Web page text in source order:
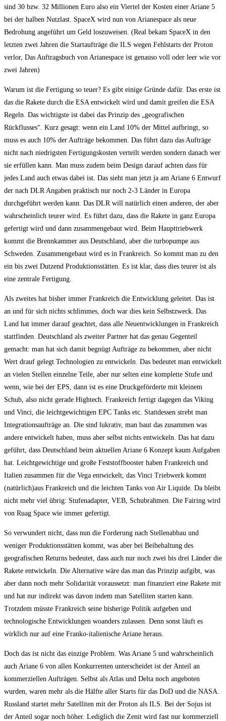
sind 30 bzw. 32 Millionen Euro also ein Viertel der Kosten einer Ariane 5
bei der halben Nutzlast. SpaceX wird nun von Arianespace als neue
Bedrohung angeführt um Geld loszuweisen. (Real bekam SpaceX in den
letzten zwei Jahren die Startaufträge die ILS wegen Fehlstarts der Proton
verlor, Das Auftragsbuch von Arianespace ist genauso voll oder leer wie vor
zwei Jahren)
Warum ist die Fertigung so teuer? Es gibt einige Gründe dafür. Das erste ist
das die Rakete durch die ESA entwickelt wird und damit greifen die ESA
Regeln. Das wichtigste ist dabei das Prinzip des „geografischen
Rückflusses“. Kurz gesagt: wenn ein Land 10% der Mittel aufbringt, so
muss es auch 10% der Aufträge bekommen. Das führt dazu das Aufträge
nicht nach niedrigsten Fertigungskosten verteilt werden sondern danach wer
sie erfüllen kann. Man muss zudem beim Design darauf achten dass für
jedes Land auch etwas dabei ist. Das sieht man jetzt ja am Ariane 6 Entwurf
der nach DLR Angaben praktisch nur noch 2-3 Länder in Europa
durchgeführt werden kann. Das DLR will natürlich einen anderen, der aber
wahrscheinlich teurer wird. Es führt dazu, dass die Rakete in ganz Europa
gefertigt wird und dann zusammengebaut wird. Beim Haupttriebwerk
kommt die Brennkammer aus Deutschland, aber die turbopumpe aus
Schweden. Zusammengebaut wird es in Frankreich. So kommt man zu den
ein bis zwei Dutzend Produktionsstätten. Es ist klar, dass dies teurer ist als
eine zentrale Fertigung.
Als zweites hat bisher immer Frankreich die Entwicklung geleitet. Das ist
an und für sich nichts schlimmes, doch war dies kein Selbstzweck. Das
Land hat immer darauf geachtet, dass alle Neuentwicklungen in Frankreich
stattfinden. Deutschland als zweiter Partner hat das genau Gegenteil
gemacht: man hat sich damit begnügt Aufträge zu bekommen, aber nicht
Wert drauf gelegt Technologien zu entwickeln. Das bedeutet man entwickelt
an vielen Stellen einzelne Teile, aber nur selten eine komplette Stufe und
wenn, wie bei der EPS, dann ist es eine Druckgeförderte mit kleinem
Schub, also nicht gerade Hightech. Frankreich fertigt dagegen das Viking
und Vinci, die leichtgewichtigen EPC Tanks etc. Stattdessen strebt man
Integrationsaufträge an. Die sind lukrativ, man baut das zusammen was
andere entwickelt haben, muss aber selbst nichts entwickeln. Das hat dazu
geführt, dass Deutschland beim aktuellen Ariane 6 Konzept kaum Aufgaben
hat. Leichtgewichtige und große Feststoffbooster haben Frankreich und
Italien zusammen für die Vega entwickelt, das Vinci Triebwerk kommt
(natürlich)aus Frankreich und die leichten Tanks von Air Liquide. Da bleibt
nicht mehr viel übrig: Stufenadapter, VEB, Schubrahmen. Die Fairing wird
von Ruag Space wie immer gefertigt.
So verwundert nicht, dass nun die Forderung nach Stellenabbau und
weniger Produktionsstätten kommt, was aber bei Beibehaltung des
geografischen Returns bedeutet, dass auch nur noch zwei bis drei Länder die
Rakete entwickeln. Die Alternative wäre das man das Prinzip aufgibt, was
aber dann noch mehr Solidarität voraussetzt: man finanziert eine Rakete mit
und hat nur indirekt was davon indem man Satelliten starten kann.
Trotzdem müsste Frankreich seine bisherige Politik aufgeben und
technologische Entwicklungen woanders zulassen. Denn sonst läuft es
wirklich nur auf eine Franko-italienische Ariane heraus.
Doch das ist nicht das einzige Problem. Was Ariane 5 und wahrscheinlich
auch Ariane 6 von allen Konkurrenten unterscheidet ist der Anteil an
kommerziellen Aufträgen. Selbst als Atlas und Delta noch angeboten
wurden, waren mehr als die Hälfte aller Starts für das DoD und die NASA.
Russland startet mehr Satelliten mit der Proton als ILS. Bei der Sojus ist
der Anteil sogar noch höher. Lediglich die Zenit wird fast nur kommerziell